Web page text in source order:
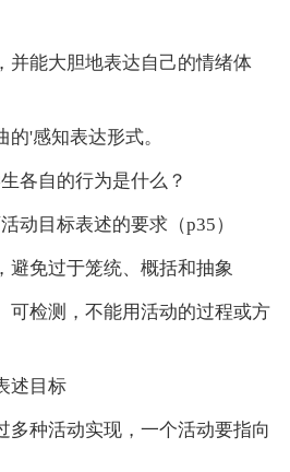
并能大胆地表达自己的情绪体
'感知表达形式。
各自的行为是什么？
动目标表述的要求（p35）
避免过于笼统、概括和抽象
可检测，不能用活动的过程或方
述目标
多种活动实现，一个活动要指向